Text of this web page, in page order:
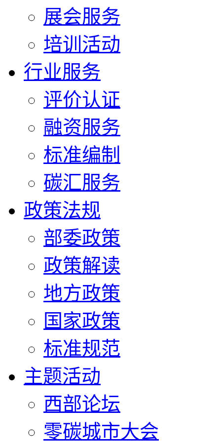
展会服务
培训活动
行业服务
评价认证
融资服务
标准编制
碳汇服务
政策法规
部委政策
政策解读
地方政策
国家政策
标准规范
主题活动
西部论坛
零碳城市大会